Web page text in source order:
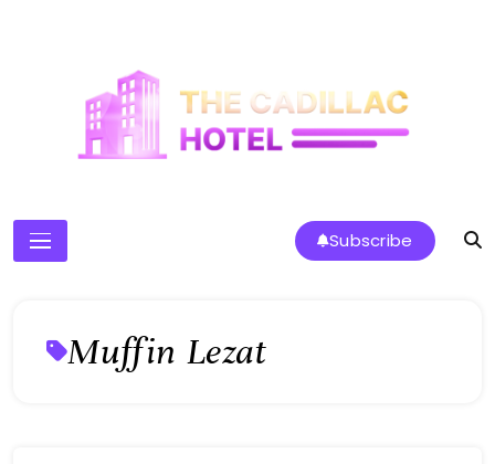
The Cadillac Hotel
Subscribe
Muffin Lezat